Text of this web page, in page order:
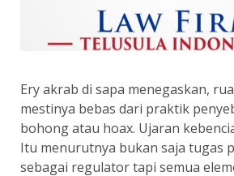
Ery akrab di sapa menegaskan,
mestinya bebas dari praktik
bohong atau hoax. Ujaran
Itu menurutnya bukan saja tugas
sebagai regulator tapi semua